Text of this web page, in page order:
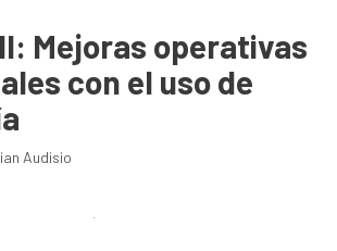
Mejoras operativas
con el uso de
Audisio